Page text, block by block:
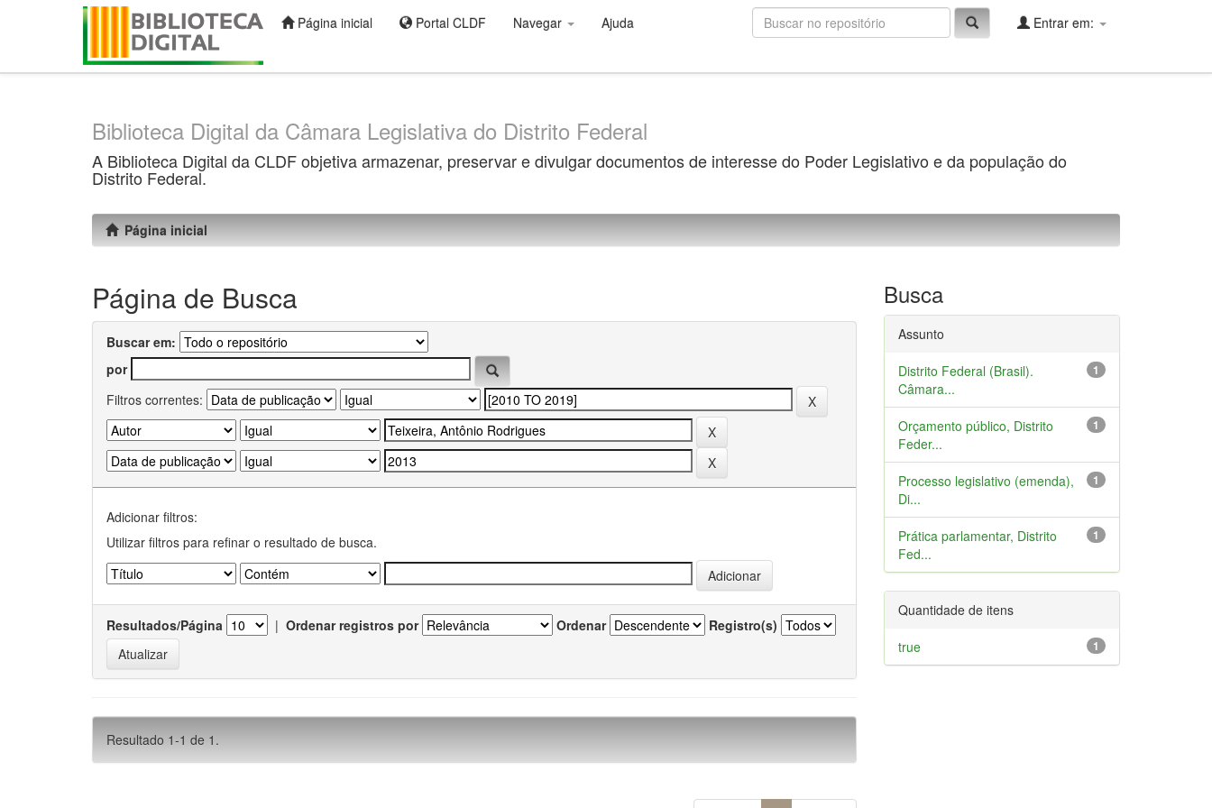
Página inicial Portal CLDF Navegar Ajuda Entrar em:
Biblioteca Digital da Câmara Legislativa do Distrito Federal
A Biblioteca Digital da CLDF objetiva armazenar, preservar e divulgar documentos de interesse do Poder Legislativo e da população do
Distrito Federal.
Página inicial
Página de Busca
Buscar em:
por
Filtros correntes:
Adicionar filtros:
Utilizar filtros para refinar o resultado de busca.
Resultados/Página | Ordenar registros por Ordenar Registro(s)
Resultado 1-1 de 1.
Busca
Assunto
1
Distrito Federal (Brasil).
Câmara...
1
Orçamento público, Distrito
Feder...
1
Processo legislativo (emenda),
Di...
1
Prática parlamentar, Distrito
Fed...
Quantidade de itens
1
true